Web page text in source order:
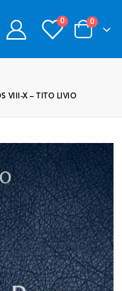
0 0
VIII-X – TITO LIVIO